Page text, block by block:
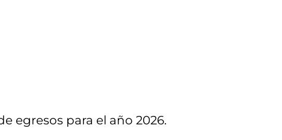
egresos para el año 2026.